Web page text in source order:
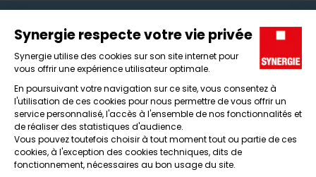
Icône d'illustration
Candidats
Entreprises
Icône d'illustration
Nos agences
Icône d'illustration
Conditions générales d'utilisation et mentions légales
Protection des données
Lanceur d'alertes